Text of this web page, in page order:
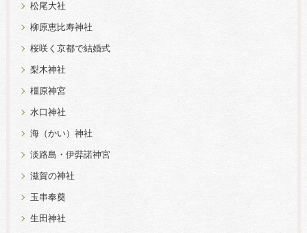
松尾大社
柳原恵比寿神社
桜咲く京都で結婚式
梨木神社
橿原神宮
水口神社
海（かい）神社
淡路島・伊弉諾神宮
滋賀の神社
玉串奉奠
生田神社